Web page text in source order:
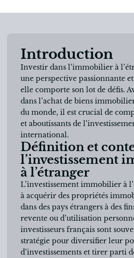
Introduction
Investir dans l’immobilier à
une perspective passionnante
elle comporte son lot de défis.
dans l’achat de biens
du monde, il est crucial de
et aboutissants de
international.
Définition et
l’investissement
à l’étranger
L’investissement immobilier à
à acquérir des propriétés
dans des pays étrangers à des
revente ou d’utilisation
investisseurs français sont
stratégie pour diversifier leur
d’investissements et tirer parti